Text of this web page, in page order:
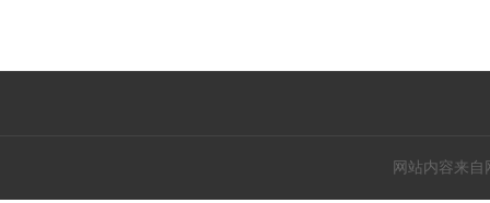
网站内容来